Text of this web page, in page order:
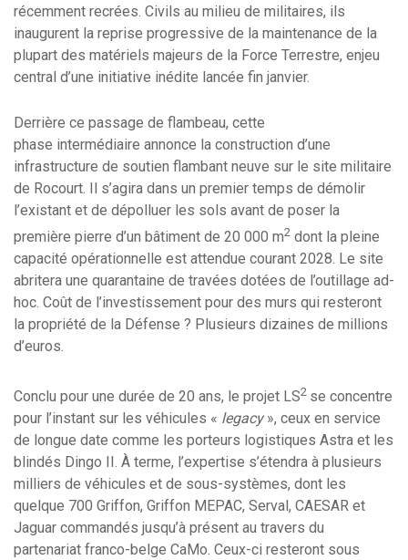
récemment recrées. Civils au milieu de militaires, ils
inaugurent la reprise progressive de la maintenance de la
plupart des matériels majeurs de la Force Terrestre, enjeu
central d’une initiative inédite lancée fin janvier.
Derrière ce passage de flambeau, cette
phase intermédiaire annonce la construction d’une
infrastructure de soutien flambant neuve sur le site militaire
de Rocourt. Il s’agira dans un premier temps de démolir
l’existant et de dépolluer les sols avant de poser la
première pierre d’un bâtiment de 20 000 m2 dont la pleine
capacité opérationnelle est attendue courant 2028. Le site
abritera une quarantaine de travées dotées de l’outillage ad-
hoc. Coût de l’investissement pour des murs qui resteront
la propriété de la Défense ? Plusieurs dizaines de millions
d’euros.
Conclu pour une durée de 20 ans, le projet LS2 se concentre
pour l’instant sur les véhicules « legacy», ceux en service
de longue date comme les porteurs logistiques Astra et les
blindés Dingo II. À terme, l’expertise s’étendra à plusieurs
milliers de véhicules et de sous-systèmes, dont les
quelque 700 Griffon, Griffon MEPAC, Serval, CAESAR et
Jaguar commandés jusqu’à présent au travers du
partenariat franco-belge CaMo. Ceux-ci resteront sous